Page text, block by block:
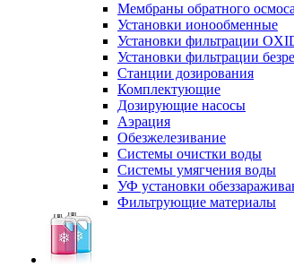
Мембраны обратного осмоса
Установки ионообменные
Установки фильтрации
Установки фильтрации
Станции дозирования
Комплектующие
Дозирующие насосы
Аэрация
Обезжелезивание
Системы очистки воды
Системы умягчения воды
УФ установки
Фильтрующие материалы